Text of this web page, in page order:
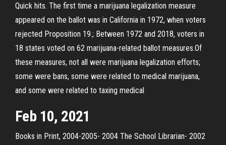
Quick hits. The first time a marijuana legalization measure
appeared on the ballot was in California in 1972, when voters
rejected Proposition 19.; Between 1972 and 2018, voters in
18 states voted on 62 marijuana-related ballot measures.Of
these measures, not all were marijuana legalization efforts;
some were bans, some were related to medical marijuana,
and some were related to taxing medical
Feb 10, 2021
Books in Print, 2004-2005- 2004 The School Librarian- 2002